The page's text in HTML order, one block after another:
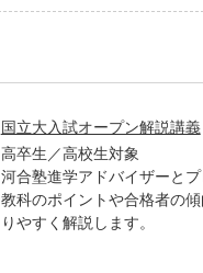
国立大入試オープン解説講義
高卒生／高校生対象
河合塾進学アドバイザーと
教科のポイントや合格者の
りやすく解説します。